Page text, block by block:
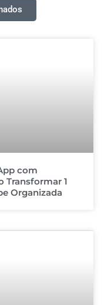
com
Transformar 1
Organizada